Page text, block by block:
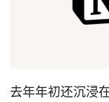
去年年初还沉浸